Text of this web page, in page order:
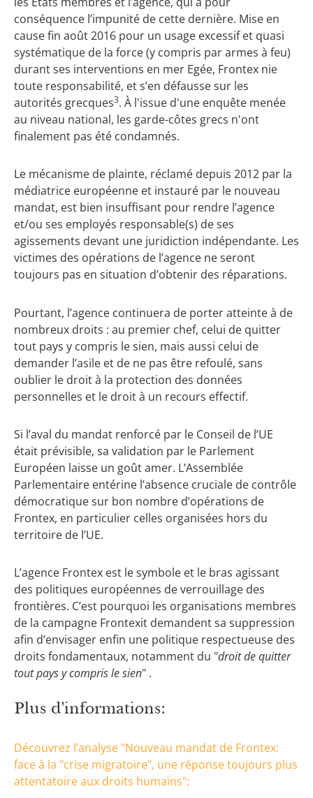
conséquence l’impunité de cette dernière. Mise en
cause fin août 2016 pour un usage excessif et quasi
systématique de la force (y compris par armes à feu)
durant ses interventions en mer Egée, Frontex nie
toute responsabilité, et s’en défausse sur les
autorités grecques3. À l'issue d'une enquête menée
au niveau national, les garde-côtes grecs n'ont
finalement pas été condamnés.
Le mécanisme de plainte, réclamé depuis 2012 par la
médiatrice européenne et instauré par le nouveau
mandat, est bien insuffisant pour rendre l’agence
et/ou ses employés responsable(s) de ses
agissements devant une juridiction indépendante. Les
victimes des opérations de l’agence ne seront
toujours pas en situation d’obtenir des réparations.
Pourtant, l’agence continuera de porter atteinte à de
nombreux droits : au premier chef, celui de quitter
tout pays y compris le sien, mais aussi celui de
demander l’asile et de ne pas être refoulé, sans
oublier le droit à la protection des données
personnelles et le droit à un recours effectif.
Si l’aval du mandat renforcé par le Conseil de l’UE
était prévisible, sa validation par le Parlement
Européen laisse un goût amer. L’Assemblée
Parlementaire entérine l’absence cruciale de contrôle
démocratique sur bon nombre d’opérations de
Frontex, en particulier celles organisées hors du
territoire de l’UE.
L’agence Frontex est le symbole et le bras agissant
des politiques européennes de verrouillage des
frontières. C’est pourquoi les organisations membres
de la campagne Frontexit demandent sa suppression
afin d’envisager enfin une politique respectueuse des
droits fondamentaux, notamment du "droit de quitter
tout pays y compris le sien" .
Plus d'informations:
Découvrez l’analyse "Nouveau mandat de Frontex:
face à la "crise migratoire", une réponse toujours plus
attentatoire aux droits humains":